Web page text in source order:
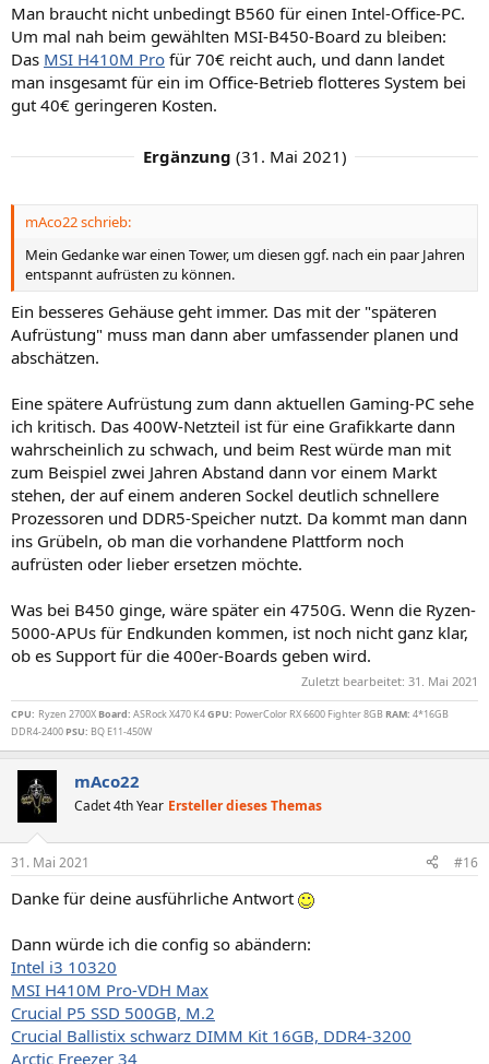
Man braucht nicht unbedingt B560 für einen Intel-Office-PC.
Um mal nah beim gewählten MSI-B450-Board zu bleiben:
Das MSI H410M Pro für 70€ reicht auch, und dann landet
man insgesamt für ein im Office-Betrieb flotteres System bei
gut 40€ geringeren Kosten.
Ergänzung (31. Mai 2021)
mAco22 schrieb:
Mein Gedanke war einen Tower, um diesen ggf. nach ein paar Jahren
entspannt aufrüsten zu können.
Ein besseres Gehäuse geht immer. Das mit der "späteren
Aufrüstung" muss man dann aber umfassender planen und
abschätzen.
Eine spätere Aufrüstung zum dann aktuellen Gaming-PC sehe
ich kritisch. Das 400W-Netzteil ist für eine Grafikkarte dann
wahrscheinlich zu schwach, und beim Rest würde man mit
zum Beispiel zwei Jahren Abstand dann vor einem Markt
stehen, der auf einem anderen Sockel deutlich schnellere
Prozessoren und DDR5-Speicher nutzt. Da kommt man dann
ins Grübeln, ob man die vorhandene Plattform noch
aufrüsten oder lieber ersetzen möchte.
Was bei B450 ginge, wäre später ein 4750G. Wenn die Ryzen-
5000-APUs für Endkunden kommen, ist noch nicht ganz klar,
ob es Support für die 400er-Boards geben wird.
Zuletzt bearbeitet: 31. Mai 2021
CPU: Ryzen 2700X Board: ASRock X470 K4GPU: PowerColor RX 6600 Fighter 8GB RAM: 4*16GB
DDR4-2400 PSU: BQ E11-450W
mAco22
Cadet 4th Year Ersteller dieses Themas
31. Mai 2021 #16
Danke für deine ausführliche Antwort
Dann würde ich die config so abändern:
Intel i3 10320
MSI H410M Pro-VDH Max
Crucial P5 SSD 500GB, M.2
Crucial Ballistix schwarz DIMM Kit 16GB, DDR4-3200
Arctic Freezer 34